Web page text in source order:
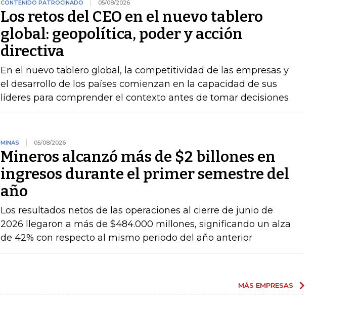
CONTENIDO PATROCINADO 05/08/2026
Los retos del CEO en el nuevo tablero
global: geopolítica, poder y acción
directiva
En el nuevo tablero global, la competitividad de las empresas y
el desarrollo de los países comienzan en la capacidad de sus
líderes para comprender el contexto antes de tomar decisiones
MINAS 05/08/2026
Mineros alcanzó más de $2 billones en
ingresos durante el primer semestre del
año
Los resultados netos de las operaciones al cierre de junio de
2026 llegaron a más de $484.000 millones, significando un alza
de 42% con respecto al mismo periodo del año anterior
MÁS EMPRESAS